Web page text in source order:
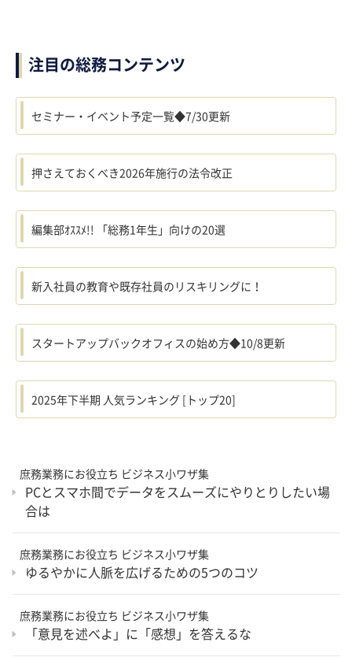
庶務業務にお役立ち ビジネス小ワザ集
PCとスマホ間でデータをスムーズにやりとりしたい場
合は
庶務業務にお役立ち ビジネス小ワザ集
ゆるやかに人脈を広げるための5つのコツ
庶務業務にお役立ち ビジネス小ワザ集
「意見を述べよ」に「感想」を答えるな
注目の総務コンテンツ
セミナー・イベント予定一覧◆7/30更新
押さえておくべき2026年施行の法令改正
編集部ｵｽｽﾒ!! 「総務1年生」向けの20選
新入社員の教育や既存社員のリスキリングに！
スタートアップバックオフィスの始め方◆10/8更新
2025年下半期 人気ランキング [トップ20]